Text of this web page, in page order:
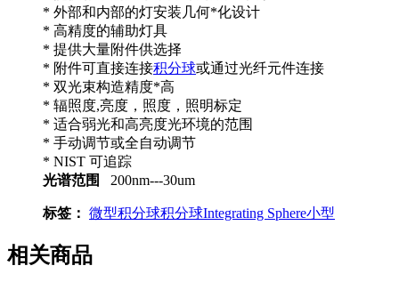
* 外部和内部的灯安装几何*化设计
* 高精度的辅助灯具
* 提供大量附件供选择
* 附件可直接连接积分球或通过光纤元件连接
* 双光束构造精度*高
* 辐照度,亮度，照度，照明标定
* 适合弱光和高亮度光环境的范围
* 手动调节或全自动调节
* NIST 可追踪
光谱范围
200nm---30um
标签： 微型积分球积分球Integrating Sphere小型
相关商品